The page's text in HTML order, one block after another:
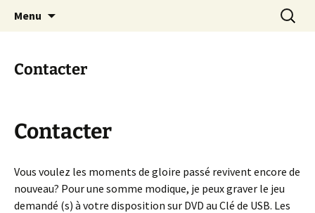
Cycling on DVD
Site voor echte wielerliefhebbers
Menu
Contacter
Contacter
Vous voulez les moments de gloire passé revivent encore de
nouveau? Pour une somme modique, je peux graver le jeu
demandé (s) à votre disposition sur DVD au Clé de USB. Les